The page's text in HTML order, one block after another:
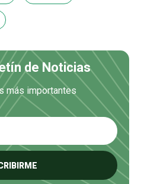
de Noticias
más importantes